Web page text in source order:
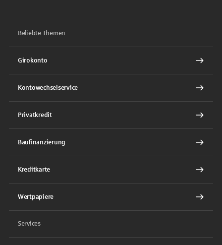
Beliebte Themen
Girokonto
Kontowechselservice
Privatkredit
Baufinanzierung
Kreditkarte
Wertpapiere
Services